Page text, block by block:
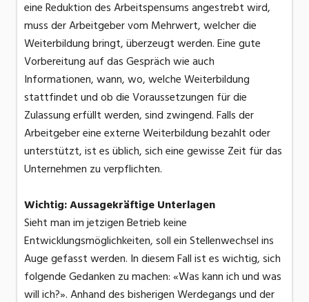
eine Reduktion des Arbeitspensums angestrebt wird,
muss der Arbeitgeber vom Mehrwert, welcher die
Weiterbildung bringt, überzeugt werden. Eine gute
Vorbereitung auf das Gespräch wie auch
Informationen, wann, wo, welche Weiterbildung
stattfindet und ob die Voraussetzungen für die
Zulassung erfüllt werden, sind zwingend. Falls der
Arbeitgeber eine externe Weiterbildung bezahlt oder
unterstützt, ist es üblich, sich eine gewisse Zeit für das
Unternehmen zu verpflichten.
Wichtig: Aussagekräftige Unterlagen
Sieht man im jetzigen Betrieb keine
Entwicklungsmöglichkeiten, soll ein Stellenwechsel ins
Auge gefasst werden. In diesem Fall ist es wichtig, sich
folgende Gedanken zu machen: «Was kann ich und was
will ich?». Anhand des bisherigen Werdegangs und der